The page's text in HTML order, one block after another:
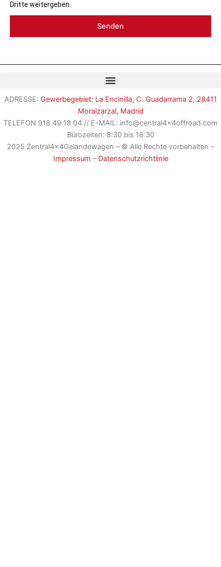
Dritte weitergeben.
Senden
ADRESSE: Gewerbegebiet: La Encinilla, C. Guadarrama 2, 28411
Moralzarzal, Madrid
TELEFON 918 49 18 04 // E-MAIL: info@central4x4offroad.com
Bürozeiten: 8:30 bis 16:30
2025 Zentral4x4Geländewagen – © Alle Rechte vorbehalten –
Impressum – Datenschutzrichtlinie